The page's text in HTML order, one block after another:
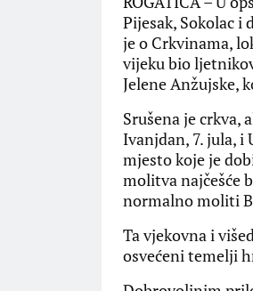
Pijesak, Sokolac i
je o Crkvinama,
vijeku bio
Jelene Anžujske,
Srušena je crkva,
Ivanjdan, 7. jula, i
mjesto koje je
molitva najčešće
normalno moliti
Ta vjekovna i
osvećeni temelji